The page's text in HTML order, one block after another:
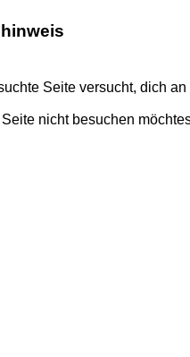
Seite versucht, dich an
nicht besuchen